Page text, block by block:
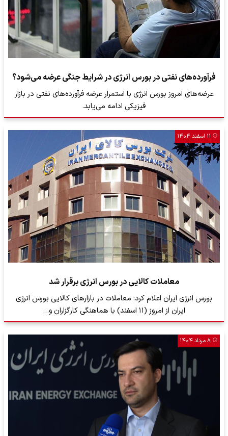
فرآورده‌های نفتی در بورس انرژی در شرایط جنگی عرضه می‌شود؟
عرضه‌های امروز بورس انرژی با استمرار عرضه فرآورده‌های نفتی در بازار
فیزیکی‌ ادامه می‌یابد.
۱۱ اسفند ۱۴۰۴
معاملات کالایی در بورس انرژی برقرار شد
بورس انرژی ایران اعلام کرد: معاملات در بازارهای کالایی بورس انرژی
ایران از امروز (۱۱ اسفند) با هماهنگی کارگزاران و…
۸ مرداد ۱۴۰۴